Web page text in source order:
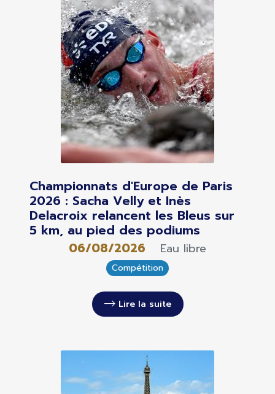
Championnats d'Europe de Paris
2026 : Sacha Velly et Inès
Delacroix relancent les Bleus sur
5 km, au pied des podiums
06/08/2026 Eau libre
Compétition
Lire la suite